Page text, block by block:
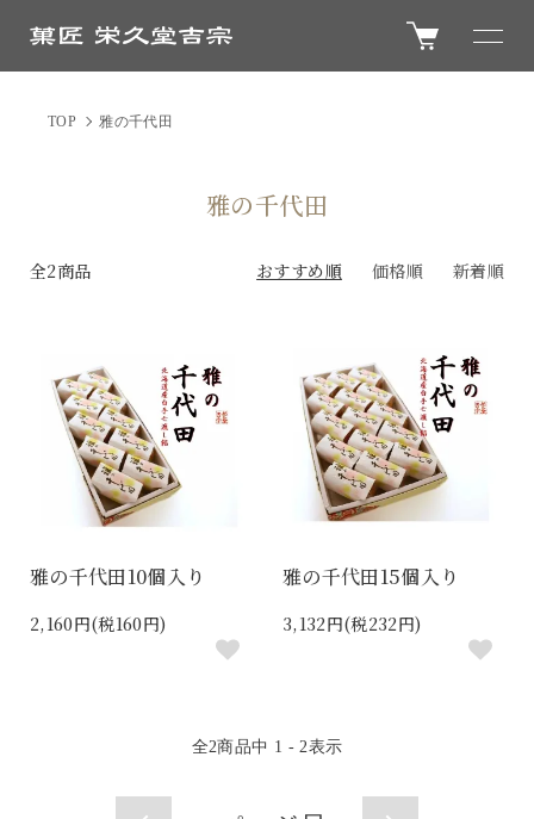
TOP 雅の千代田
雅の千代田
全2商品 おすすめ順 価格順 新着順
雅の千代田10個入り
2,160円(税160円)
雅の千代田15個入り
3,132円(税232円)
全2商品中 1 - 2表示